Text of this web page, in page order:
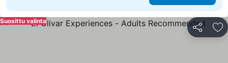
Jaa
Suosittu valinta